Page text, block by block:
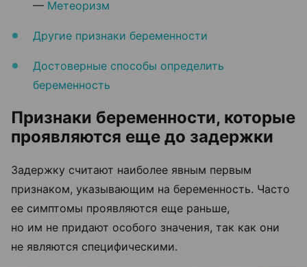
— Метеоризм
Другие признаки беременности
Достоверные способы определить
беременность
Признаки беременности, которые
проявляются еще до задержки
Задержку считают наиболее явным первым
признаком, указывающим на беременность. Часто
ее симптомы проявляются еще раньше,
но им не придают особого значения, так как они
не являются специфическими.